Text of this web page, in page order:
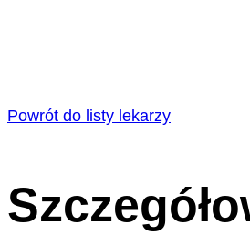
Powrót do listy lekarzy